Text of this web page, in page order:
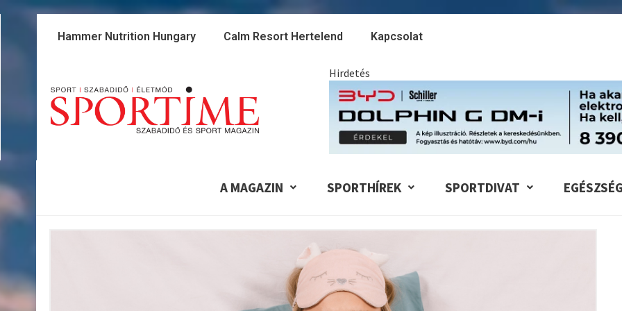
Hammer Nutrition Hungary Calm Resort Hertelend Kapcsolat
Hirdetés
A MAGAZIN SPORTHÍREK SPORTDIVAT EGÉSZSÉG